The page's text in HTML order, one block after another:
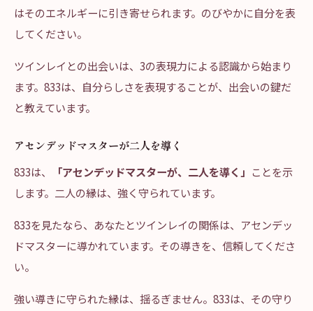
はそのエネルギーに引き寄せられます。のびやかに自分を表
してください。
ツインレイとの出会いは、3の表現力による認識から始まり
ます。833は、自分らしさを表現することが、出会いの鍵だ
と教えています。
アセンデッドマスターが二人を導く
833は、
「アセンデッドマスターが、二人を導く」 ことを示
します。二人の縁は、強く守られています。
833を見たなら、あなたとツインレイの関係は、アセンデッ
ドマスターに導かれています。その導きを、信頼してくださ
い。
強い導きに守られた縁は、揺るぎません。833は、その守り